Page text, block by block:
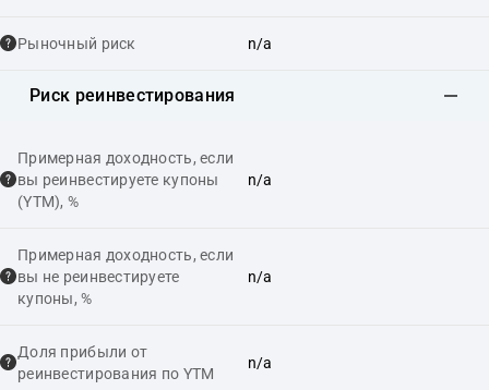
Рыночный риск n/a
Риск реинвестирования
Примерная доходность, если
вы реинвестируете купоны
(YTM), %
n/a
Примерная доходность, если
вы не реинвестируете
купоны, %
n/a
Доля прибыли от
реинвестирования по YTM
n/a